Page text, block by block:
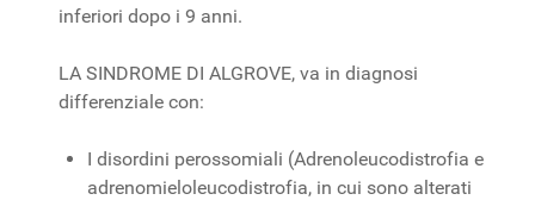
inferiori dopo i 9 anni.
LA SINDROME DI ALGROVE, va in diagnosi
differenziale con:
I disordini perossomiali (Adrenoleucodistrofia e
adrenomieloleucodistrofia, in cui sono alterati